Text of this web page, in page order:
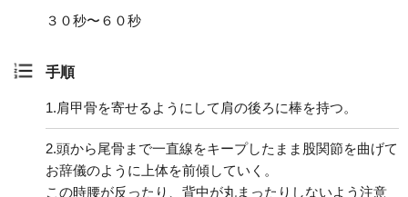
３０秒〜６０秒
手順
1.肩甲骨を寄せるようにして肩の後ろに棒を持つ。
2.頭から尾骨まで一直線をキープしたまま股関節を曲げて
お辞儀のように上体を前傾していく。
この時腰が反ったり、背中が丸まったりしないよう注意